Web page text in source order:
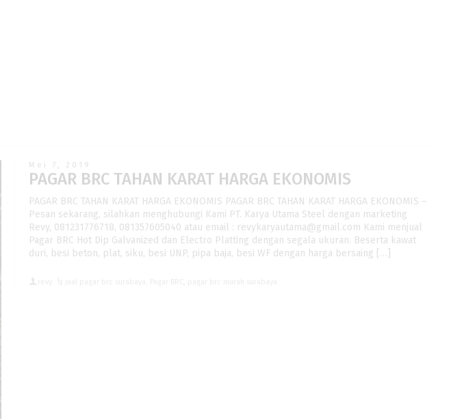
Mei 7, 2019
PAGAR BRC TAHAN KARAT HARGA EKONOMIS
PAGAR BRC TAHAN KARAT HARGA EKONOMIS PAGAR BRC TAHAN KARAT HARGA EKONOMIS –
Pesan sekarang, silahkan menghubungi Kami PT. Karya Utama Steel dengan marketing
Revy, 081231776718, 081357605040 atau email : revykaryautama@gmail.com Kami menjual
Pagar BRC Hot Dip Galvanized dan Electro Platting dengan segala ukuran. Beserta kawat
duri, besi beton, plat, siku, besi UNP, pipa baja, besi WF dengan harga bersaing […]